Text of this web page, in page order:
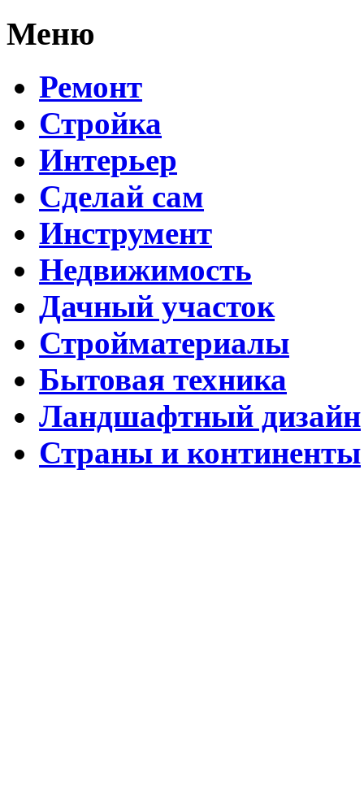
Меню
Ремонт
Стройка
Интерьер
Сделай сам
Инструмент
Недвижимость
Дачный участок
Стройматериалы
Бытовая техника
Ландшафтный дизайн
Страны и континенты